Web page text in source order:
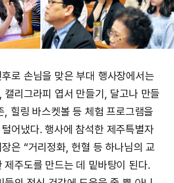
로 손님을 맞은 부대 행사장에서는
캘리그라피 엽서 만들기, 달고나 만들
, 힐링 바스켓볼 등 체험 프로그램을
어냈다. 행사에 참석한 제주특별자
은 “거리정화, 헌혈 등 하나님의 교
제주도를 만드는 데 밑바탕이 된다.